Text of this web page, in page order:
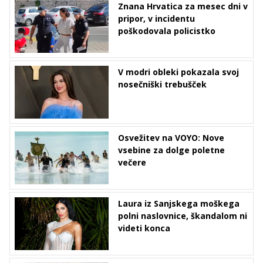
Znana Hrvatica za mesec dni v
pripor, v incidentu
poškodovala policistko
V modri obleki pokazala svoj
nosečniški trebušček
Osvežitev na VOYO: Nove
vsebine za dolge poletne
večere
Laura iz Sanjskega moškega
polni naslovnice, škandalom ni
videti konca